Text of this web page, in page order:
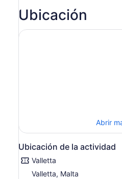
autobuses a su tiempo libre.
en estos autobuses clásicos
de los cuales tienen
Ubicación
Abrir
Ubicación de la actividad
Valletta
Valletta, Malta